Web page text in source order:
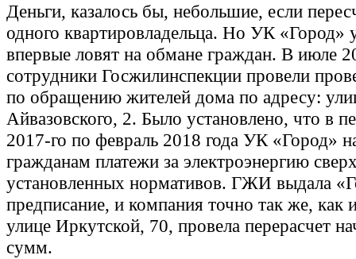
Деньги, казалось бы, небольшие, если
одного квартировладельца. Но УК «Город»
впервые ловят на обмане граждан. В июле
сотрудники Госжилинспекции провели
по обращению жителей дома по адресу:
Айвазовского, 2. Было установлено, что в
2017-го по февраль 2018 года УК «Город»
гражданам платежи за электроэнергию
установленных нормативов. ГЖИ выдала
предписание, и компания точно так же, как
улице Иркутской, 70, провела перерасчет
сумм.